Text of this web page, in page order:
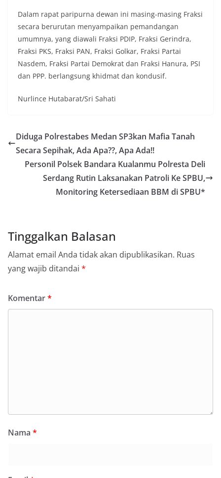
diharapkan dapat semakin mempererat
hubungan kemitraan antara Polri dan
masyarakat, sekaligus membangun kesadaran
kolektif warga akan pentingnya menjaga
keamanan, ketertiban, dan kekompakan
lingkungan, khususnya dalam menyambut
momentum bersejarah HUT Kemerdekaan
Republik Indonesia.‎Kegiatan sambang ini
oleh Bhabinkamtibmas di wilayah Kelurahan
warga dalam menyambut Hari Kemerdekaan RI.
Satres Narkoba Polres Asahan Amankan Pria
Pengedar Sabu, Sita 19,60 Gram Barang Satres
Narkoba Polres Asahan Amankan Pria Pengedar
Sabu, Sita 19,60 Gram Barang Bukti
Ini Alasan Plh Sekda Medan Sarankan Jhon Ester
Lase Segera Dievaluasi
Dalam rapat paripurna dewan ini masing-masing Fraksi
secara berurutan menyampaikan pemandangan
umumnya, yang diawali Fraksi PDIP, Fraksi Gerindra,
Fraksi PKS, Fraksi PAN, Fraksi Golkar, Fraksi Partai
Nasdem, Fraksi Partai Demokrat dan Fraksi Hanura, PSI
dan PPP. berlangsung khidmat dan kondusif.
Nurlince Hutabarat/Sri Sahati
Diduga Polrestabes Medan SP3kan Mafia Tanah
Secara Sepihak, Ada Apa??, Apa Ada!!
Personil Polsek Bandara Kualanmu Polresta Deli
Serdang Rutin Laksanakan Patroli Ke SPBU,
Monitoring Ketersediaan BBM di SPBU*
Tinggalkan Balasan
Alamat email Anda tidak akan dipublikasikan. Ruas
yang wajib ditandai *
Komentar*
Nama *